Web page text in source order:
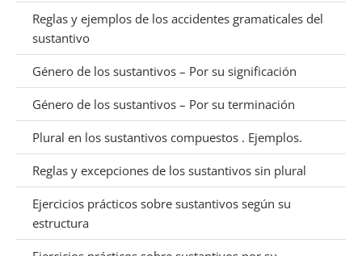
Reglas y ejemplos de los accidentes gramaticales del
sustantivo
Género de los sustantivos – Por su significación
Género de los sustantivos – Por su terminación
Plural en los sustantivos compuestos . Ejemplos.
Reglas y excepciones de los sustantivos sin plural
Ejercicios prácticos sobre sustantivos según su
estructura